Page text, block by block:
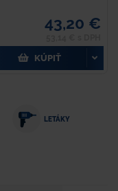
43,20 €
KÚPIŤ
LETÁKY